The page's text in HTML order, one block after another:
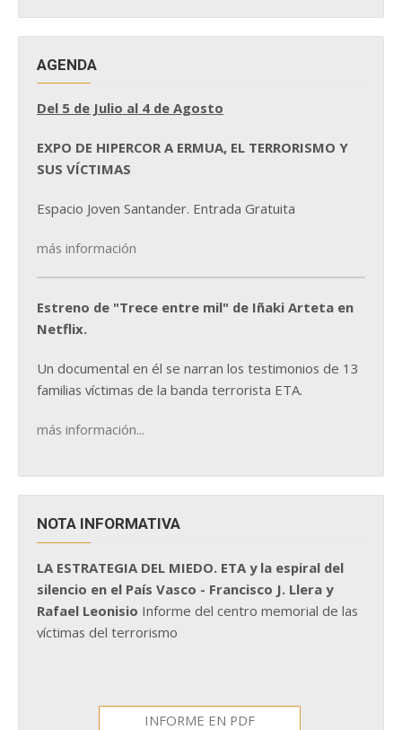
AGENDA
Del 5 de Julio al 4 de Agosto
EXPO DE HIPERCOR A ERMUA, EL TERRORISMO Y
SUS VÍCTIMAS
Espacio Joven Santander. Entrada Gratuita
más información
Estreno de "Trece entre mil" de Iñaki Arteta en
Netflix.
Un documental en él se narran los testimonios de 13
familias víctimas de la banda terrorista ETA.
más información...
NOTA INFORMATIVA
LA ESTRATEGIA DEL MIEDO. ETA y la espiral del
silencio en el País Vasco - Francisco J. Llera y
Rafael Leonisio Informe del centro memorial de las
víctimas del terrorismo
INFORME EN PDF